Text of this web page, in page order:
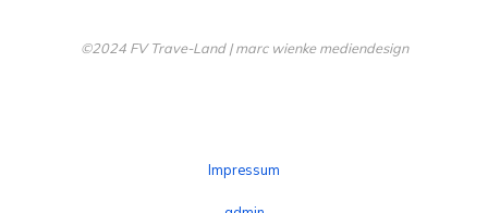
©2024 FV Trave-Land | marc wienke mediendesign
Impressum